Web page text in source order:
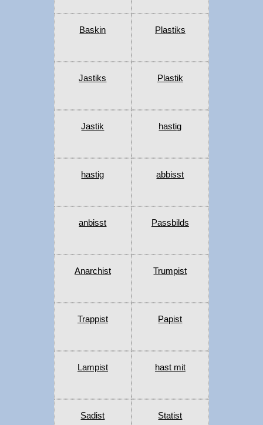
Baskin Plastiks
Jastiks Plastik
Jastik hastig
hastig abbisst
anbisst Passbilds
Anarchist Trumpist
Trappist Papist
Lampist hast mit
Sadist Statist